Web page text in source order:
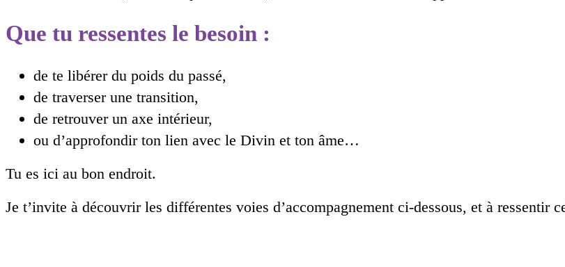
Que tu ressentes le besoin :
de te libérer du poids du passé,
de traverser une transition,
de retrouver un axe intérieur,
ou d’approfondir ton lien avec le Divin et ton âme…
Tu es ici au bon endroit.
Je t’invite à découvrir les différentes voies d’accompagnement ci-dessous, et à ressentir